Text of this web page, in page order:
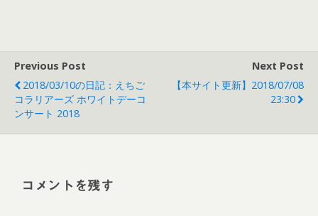
Previous Post
2018/03/10の日記：えちご
コラリアーズ ホワイトデーコ
ンサート 2018
Next Post
【本サイト更新】2018/07/08
23:30
コメントを残す